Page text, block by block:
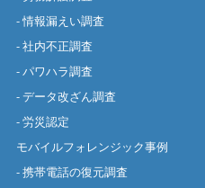
- 情報漏えい調査
- 社内不正調査
- パワハラ調査
- データ改ざん調査
- 労災認定
モバイルフォレンジック事例
- 携帯電話の復元調査